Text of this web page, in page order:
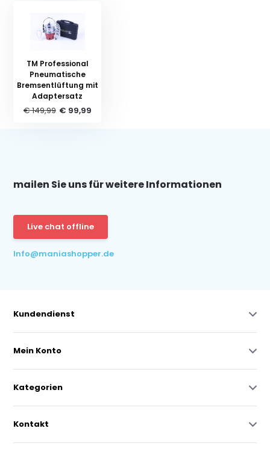
TM Professional
Pneumatische
Bremsentlüftung mit
Adaptersatz
€ 149,99 € 99,99
mailen Sie uns für weitere Informationen
Live chat offline
Info@maniashopper.de
Kundendienst
Mein Konto
Kategorien
Kontakt